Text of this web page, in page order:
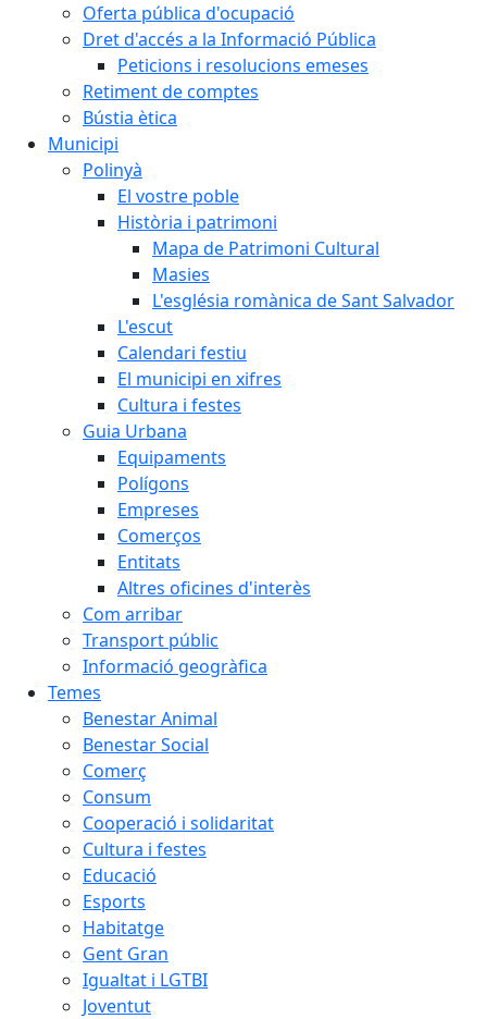
Oferta pública d'ocupació
Dret d'accés a la Informació Pública
Peticions i resolucions emeses
Retiment de comptes
Bústia ètica
Municipi
Polinyà
El vostre poble
Història i patrimoni
Mapa de Patrimoni Cultural
Masies
L'església romànica de Sant Salvador
L'escut
Calendari festiu
El municipi en xifres
Cultura i festes
Guia Urbana
Equipaments
Polígons
Empreses
Comerços
Entitats
Altres oficines d'interès
Com arribar
Transport públic
Informació geogràfica
Temes
Benestar Animal
Benestar Social
Comerç
Consum
Cooperació i solidaritat
Cultura i festes
Educació
Esports
Habitatge
Gent Gran
Igualtat i LGTBI
Joventut